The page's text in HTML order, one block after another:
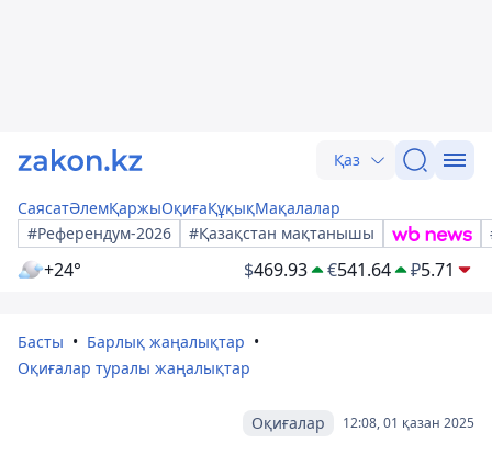
Қаз
СаясатӘлемҚаржыОқиғаҚұқықМақалалар
#Референдум-2026
#Қазақстан мақтанышы
+24° $469.93 €541.64 ₽5.71
Басты
Барлық жаңалықтар
Оқиғалар туралы жаңалықтар
12:08, 01 қазан 2025
Оқиғалар